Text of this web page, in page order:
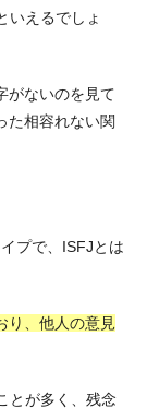
いえるでしょ
がないのを見て
た相容れない関
プで、ISFJとは
り、他人の意見
とが多く、残念